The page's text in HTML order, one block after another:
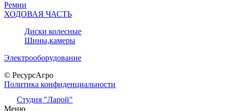
Ремни
ХОДОВАЯ ЧАСТЬ
Диски колесные
Шины,камеры
Электрооборудование
© РесурсАгро
Политика конфиденциальности
Студия "Ларой"
Меню